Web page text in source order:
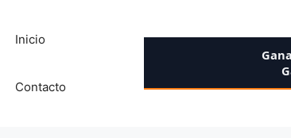
Inicio
Contacto